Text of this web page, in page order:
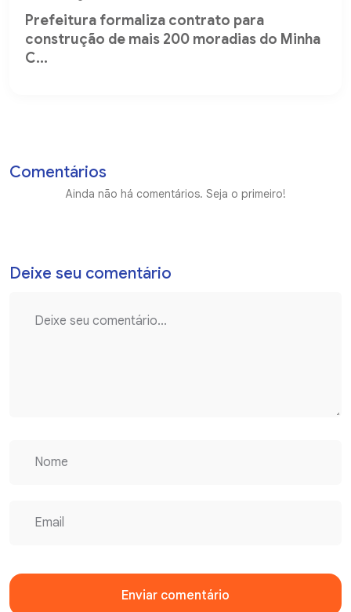
Prefeitura formaliza contrato para
construção de mais 200 moradias do Minha
C...
Comentários
Ainda não há comentários. Seja o primeiro!
Deixe seu comentário
Enviar comentário